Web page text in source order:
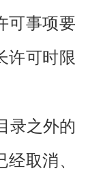
可事项要
许可时限
之外的
取消、